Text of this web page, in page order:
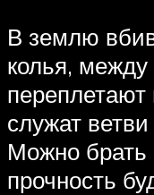
В землю
колья,
служат
Можно брать
прочность